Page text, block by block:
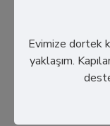
Evimize dortek
yaklaşım.